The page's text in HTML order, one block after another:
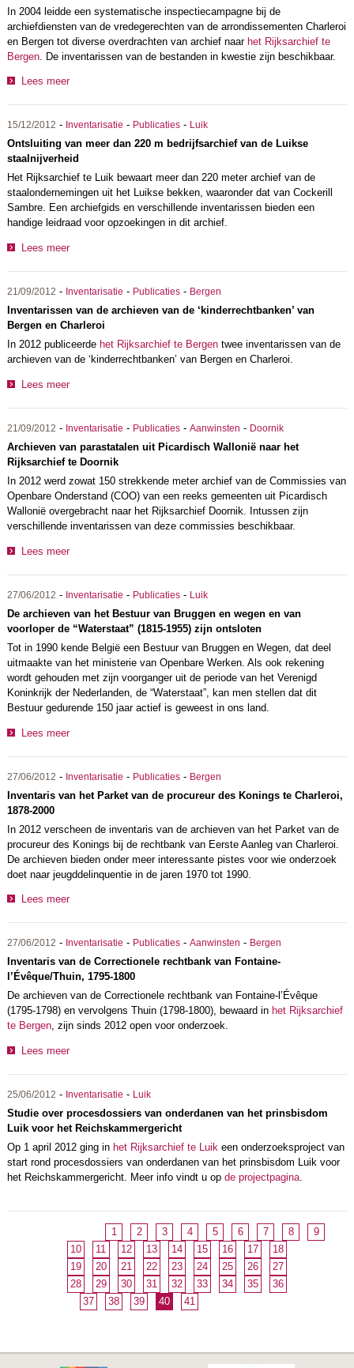
In 2004 leidde een systematische inspectiecampagne bij de
archiefdiensten van de vredegerechten van de arrondissementen Charleroi
en Bergen tot diverse overdrachten van archief naar het Rijksarchief te
Bergen. De inventarissen van de bestanden in kwestie zijn beschikbaar.
Lees meer
15/12/2012 - Inventarisatie - Publicaties- Luik
Ontsluiting van meer dan 220 m bedrijfsarchief van de Luikse
staalnijverheid
Het Rijksarchief te Luik bewaart meer dan 220 meter archief van de
staalondernemingen uit het Luikse bekken, waaronder dat van Cockerill
Sambre. Een archiefgids en verschillende inventarissen bieden een
handige leidraad voor opzoekingen in dit archief.
Lees meer
21/09/2012 - Inventarisatie - Publicaties- Bergen
Inventarissen van de archieven van de ‘kinderrechtbanken’ van
Bergen en Charleroi
In 2012 publiceerde het Rijksarchief te Bergentwee inventarissen van de
archieven van de ‘kinderrechtbanken’ van Bergen en Charleroi.
Lees meer
21/09/2012 - Inventarisatie - Publicaties- Aanwinsten - Doornik
Archieven van parastatalen uit Picardisch Wallonië naar het
Rijksarchief te Doornik
In 2012 werd zowat 150 strekkende meter archief van de Commissies van
Openbare Onderstand (COO) van een reeks gemeenten uit Picardisch
Wallonië overgebracht naar het Rijksarchief Doornik. Intussen zijn
verschillende inventarissen van deze commissies beschikbaar.
Lees meer
27/06/2012 - Inventarisatie - Publicaties- Luik
De archieven van het Bestuur van Bruggen en wegen en van
voorloper de “Waterstaat” (1815-1955) zijn ontsloten
Tot in 1990 kende België een Bestuur van Bruggen en Wegen, dat deel
uitmaakte van het ministerie van Openbare Werken. Als ook rekening
wordt gehouden met zijn voorganger uit de periode van het Verenigd
Koninkrijk der Nederlanden, de “Waterstaat”, kan men stellen dat dit
Bestuur gedurende 150 jaar actief is geweest in ons land.
Lees meer
27/06/2012 - Inventarisatie - Publicaties- Bergen
Inventaris van het Parket van de procureur des Konings te Charleroi,
1878-2000
In 2012 verscheen de inventaris van de archieven van het Parket van de
procureur des Konings bij de rechtbank van Eerste Aanleg van Charleroi.
De archieven bieden onder meer interessante pistes voor wie onderzoek
doet naar jeugddelinquentie in de jaren 1970 tot 1990.
Lees meer
27/06/2012 - Inventarisatie - Publicaties- Aanwinsten - Bergen
Inventaris van de Correctionele rechtbank van Fontaine-
l’Évêque/Thuin, 1795-1800
De archieven van de Correctionele rechtbank van Fontaine-l’Évêque
(1795-1798) en vervolgens Thuin (1798-1800), bewaard in het Rijksarchief
te Bergen, zijn sinds 2012 open voor onderzoek.
Lees meer
25/06/2012 - Inventarisatie - Luik
Studie over procesdossiers van onderdanen van het prinsbisdom
Luik voor het Reichskammergericht
Op 1 april 2012 ging in het Rijksarchief te Luikeen onderzoeksproject van
start rond procesdossiers van onderdanen van het prinsbisdom Luik voor
het Reichskammergericht. Meer info vindt u op de projectpagina.
1 2 3 4 5 6 7 8
9
10
11 12 13 14 15 16 17
18
19
20 21 22 23 24 25 26
27
28
29 30 31 32 33 34 35
36
37
38 39 40 41